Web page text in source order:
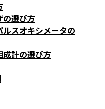
の選び方
ルスオキシメータの
成計の選び方